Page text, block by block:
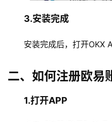
3.安装完成
安装完成后，打开OKX
二、如何注册欧易
1.打开APP